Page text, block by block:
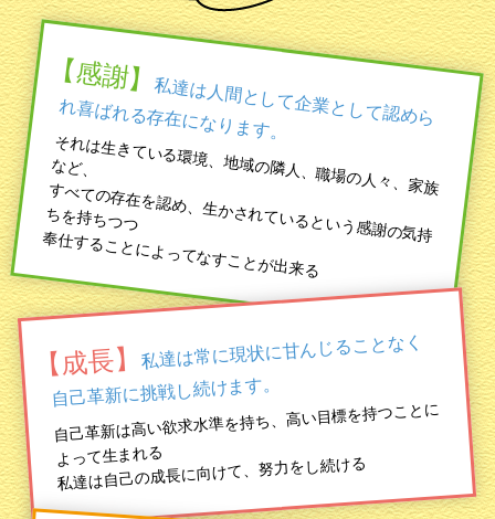
【感謝】私達は人間として企業として認めら
れ喜ばれる存在になります。
それは生きている環境、地域の隣人、職場の人々、家族
など、
すべての存在を認め、生かされているという感謝の気持
ちを持ちつつ
奉仕することによってなすことが出来る
【成長】私達は常に現状に甘んじることなく
自己革新に挑戦し続けます。
自己革新は高い欲求水準を持ち、高い目標を持つことに
よって生まれる
私達は自己の成長に向けて、努力をし続ける